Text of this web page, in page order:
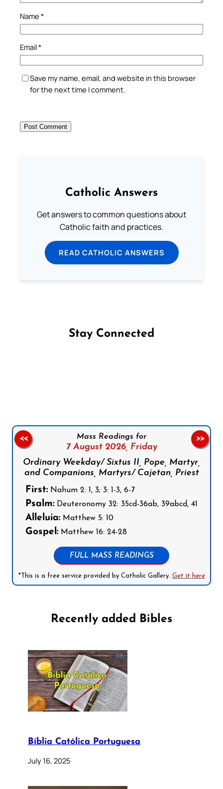
Name *
Email*
Save my name, email, and website in this browser
for the next time I comment.
Catholic Answers
Get answers to common questions about
Catholic faith and practices.
READ CATHOLIC ANSWERS
Stay Connected
Mass Readings for
7 August 2026, Friday
Ordinary Weekday/ Sixtus II, Pope, Martyr,
and Companions, Martyrs/ Cajetan, Priest
First: Nahum 2: 1, 3; 3: 1-3, 6-7
Psalm: Deuteronomy 32: 35cd-36ab, 39abcd, 41
Alleluia: Matthew 5: 10
Gospel: Matthew 16: 24-28
FULL MASS READINGS
*This is a free service provided by Catholic Gallery. Get it here
<< >>
Recently added Bibles
Bíblia Católica Portuguesa
July 16, 2025